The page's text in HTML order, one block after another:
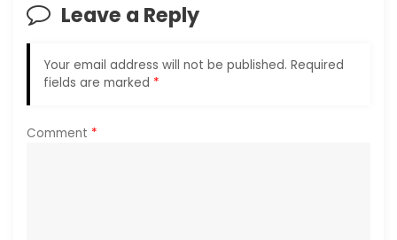
g
t
i
Leave a Reply
Your email address will not be published. Required
fields are marked *
Comment *